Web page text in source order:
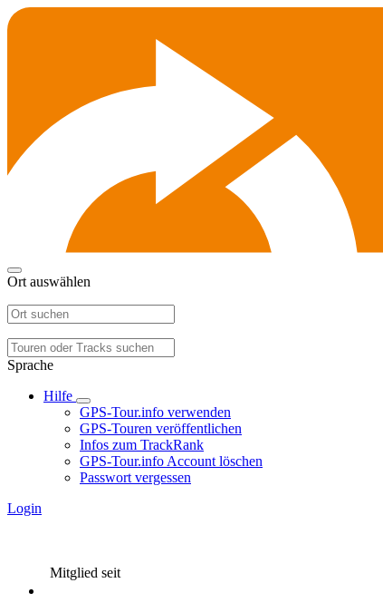
Ort auswählen
Sprache
Hilfe
GPS-Tour.info verwenden
GPS-Touren veröffentlichen
Infos zum TrackRank
GPS-Tour.info Account löschen
Passwort vergessen
Login
Mitglied seit